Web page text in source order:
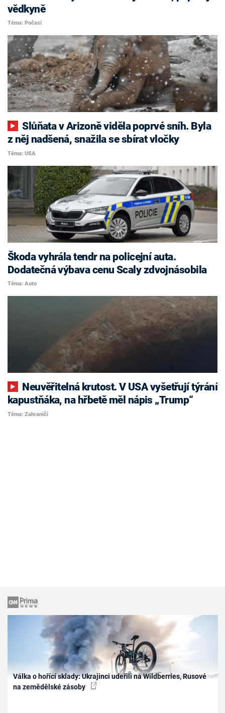
vědkyně
Téma: Počasí
Slůňata v Arizoně viděla poprvé sníh. Byla
z něj nadšená, snažila se sbírat vločky
Téma: USA
Škoda vyhrála tendr na policejní auta.
Dodatečná výbava cenu Scaly zdvojnásobila
Téma: Auto
kapustňáka, na hřbetě měl nápis „Trump“
Téma: Zahraničí
Válka o hořící sklady: Ukrajinci udeřili na Wildberries, Rusové
na zemědělské zásoby